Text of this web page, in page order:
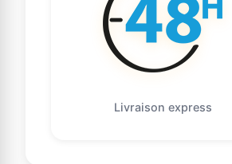
Livraison express